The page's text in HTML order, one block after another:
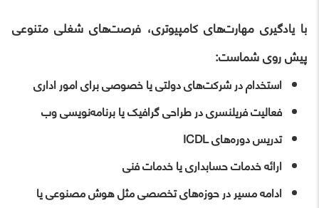
با یادگیری مهارت‌های کامپیوتری، فرصت‌های شغلی متنوعی
پیش روی شماست:
استخدام در شرکت‌های دولتی یا خصوصی برای امور اداری
فعالیت فریلنسری در طراحی گرافیک یا برنامه‌نویسی وب
تدریس دوره‌های ICDL
ارائه خدمات حسابداری یا خدمات فنی
ادامه مسیر در حوزه‌های تخصصی مثل هوش مصنوعی یا